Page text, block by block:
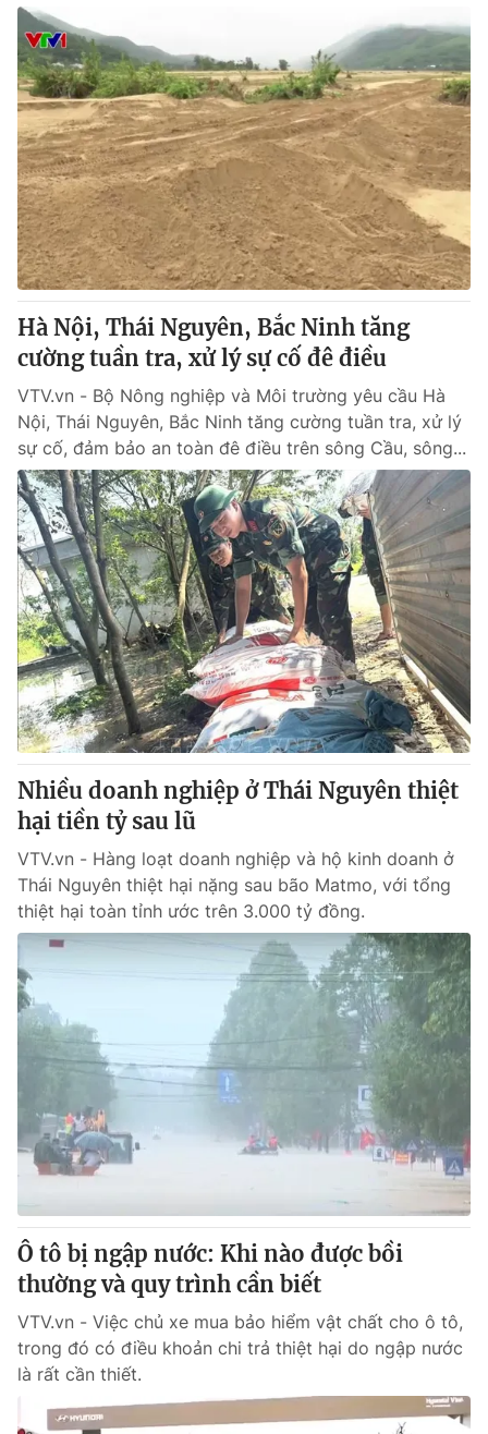
Hà Nội, Thái Nguyên, Bắc Ninh tăng
cường tuần tra, xử lý sự cố đê điều
VTV.vn - Bộ Nông nghiệp và Môi trường yêu cầu Hà
Nội, Thái Nguyên, Bắc Ninh tăng cường tuần tra, xử lý
sự cố, đảm bảo an toàn đê điều trên sông Cầu, sông...
Nhiều doanh nghiệp ở Thái Nguyên thiệt
hại tiền tỷ sau lũ
VTV.vn - Hàng loạt doanh nghiệp và hộ kinh doanh ở
Thái Nguyên thiệt hại nặng sau bão Matmo, với tổng
thiệt hại toàn tỉnh ước trên 3.000 tỷ đồng.
Ô tô bị ngập nước: Khi nào được bồi
thường và quy trình cần biết
VTV.vn - Việc chủ xe mua bảo hiểm vật chất cho ô tô,
trong đó có điều khoản chi trả thiệt hại do ngập nước
là rất cần thiết.